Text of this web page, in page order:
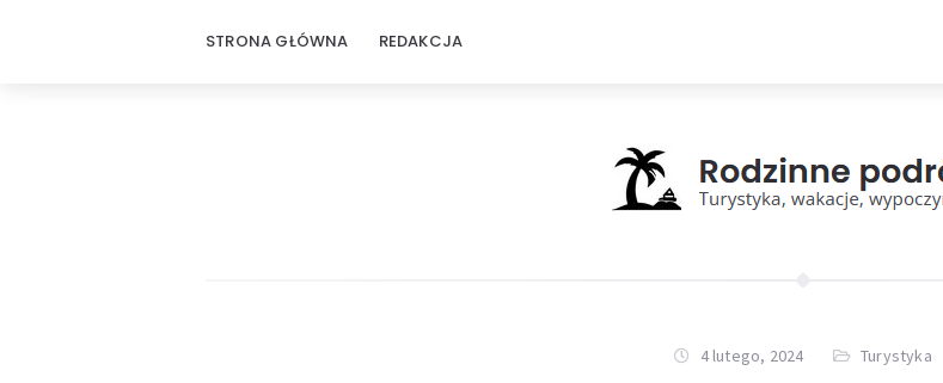
STRONA GŁÓWNA REDAKCJA
4 lutego, 2024 Turystyka